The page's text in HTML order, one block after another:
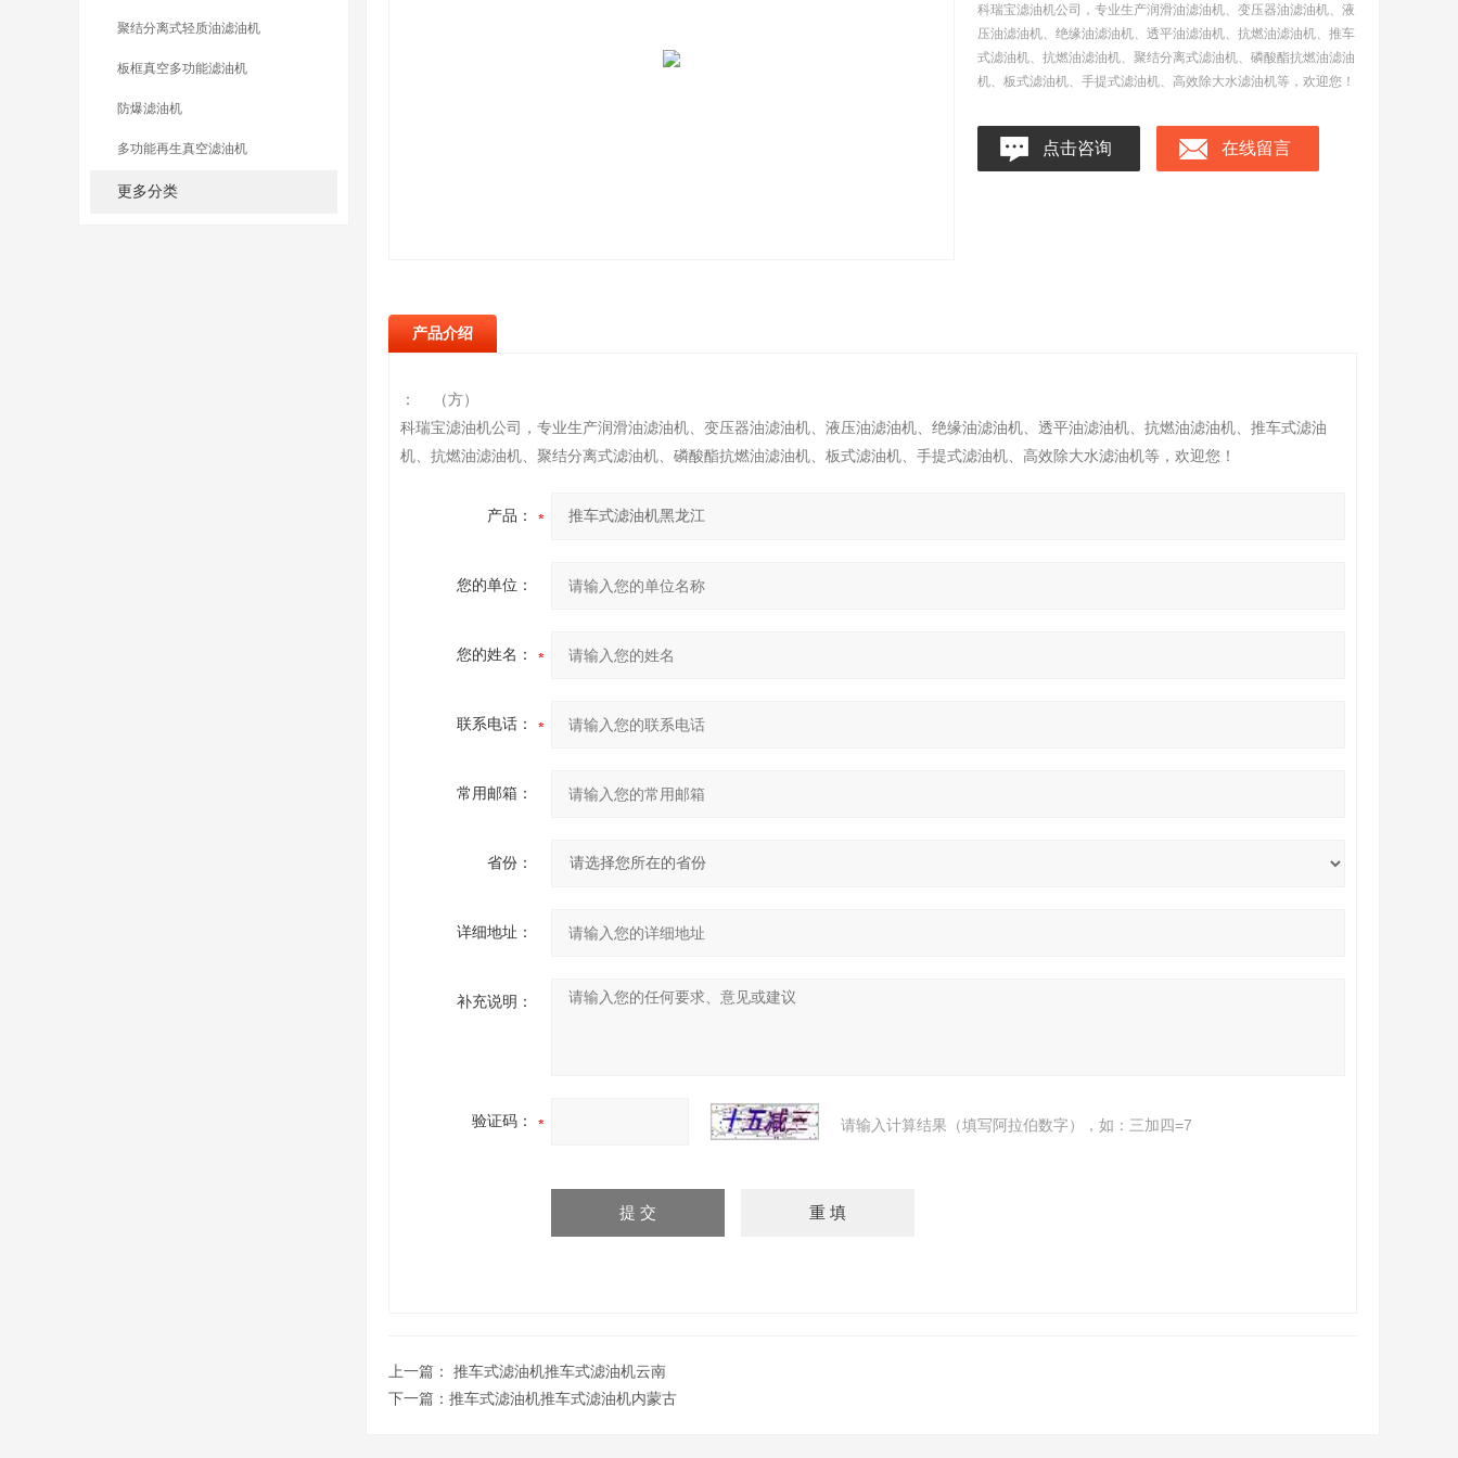
聚结分离式轻质油滤油机
板框真空多功能滤油机
防爆滤油机
多功能再生真空滤油机
更多分类
科瑞宝滤油机公司，专业生产润滑油滤油机、变压器油滤油机、液
压油滤油机、绝缘油滤油机、透平油滤油机、抗燃油滤油机、推车
式滤油机、抗燃油滤油机、聚结分离式滤油机、磷酸酯抗燃油滤油
机、板式滤油机、手提式滤油机、高效除大水滤油机等，欢迎您！
点击咨询 在线留言
产品介绍
： （方）
科瑞宝滤油机公司，专业生产润滑油滤油机、变压器油滤油机、液压油滤油机、绝缘油滤油机、透平油滤油机、抗燃油滤油机、推车式滤油
机、抗燃油滤油机、聚结分离式滤油机、磷酸酯抗燃油滤油机、板式滤油机、手提式滤油机、高效除大水滤油机等，欢迎您！
产品：
您的单位：
您的姓名：
联系电话：
常用邮箱：
省份：
详细地址：
补充说明：
验证码： 请输入计算结果（填写阿拉伯数字），如：三加四=7
上一篇： 推车式滤油机推车式滤油机云南
下一篇： 推车式滤油机推车式滤油机内蒙古